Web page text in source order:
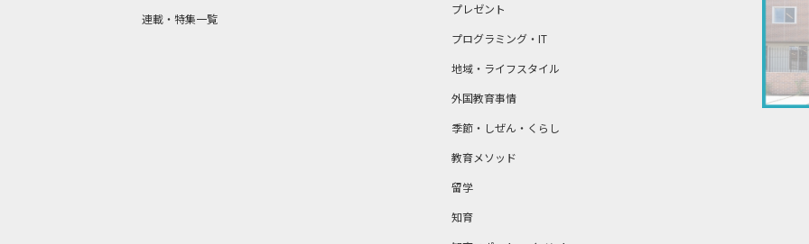
連載・特集一覧
プレゼント
プログラミング・IT
地域・ライフスタイル
外国教育事情
季節・しぜん・くらし
教育メソッド
留学
知育